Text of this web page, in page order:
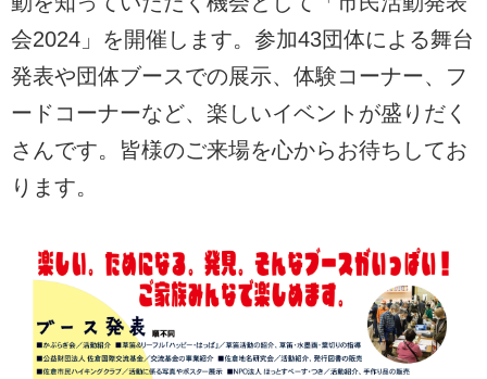
会2024」を開催します。参加43団体による舞台
発表や団体ブースでの展示、体験コーナー、フ
ードコーナーなど、楽しいイベントが盛りだく
さんです。皆様のご来場を心からお待ちしてお
ります。